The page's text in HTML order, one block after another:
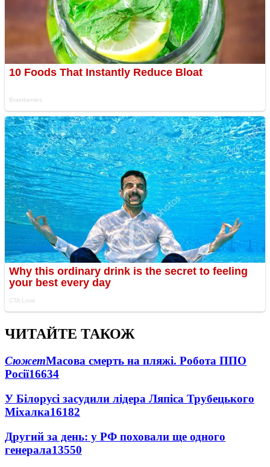
ЧИТАЙТЕ ТАКОЖ
СюжетМасова смерть на пляжі. Робота ППО
Росії16634
У Білорусі засудили лідера Ляпіса Трубецького
Міхалка16182
Другий за день: у РФ поховали ще одного
генерала13550